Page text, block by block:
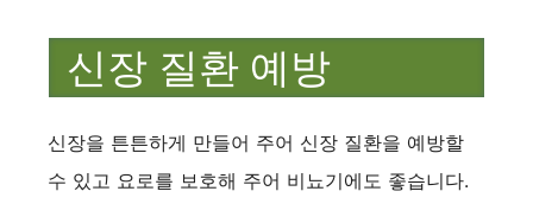
신장 질환 예방
신장을 튼튼하게 만들어 주어 신장 질환을 예방할
수 있고 요로를 보호해 주어 비뇨기에도 좋습니다.